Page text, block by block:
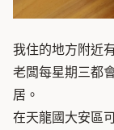
我住的地方附近
老闆每星期三都
居。
在天龍國大安區